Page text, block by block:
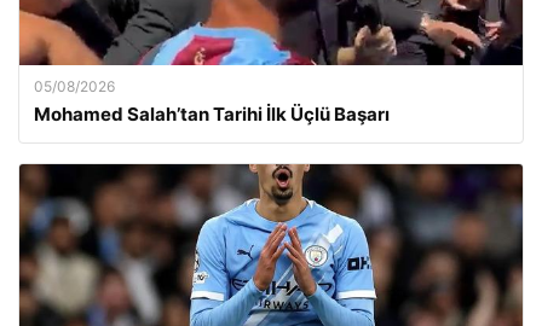
05/08/2026
Mohamed Salah’tan Tarihi İlk Üçlü Başarı